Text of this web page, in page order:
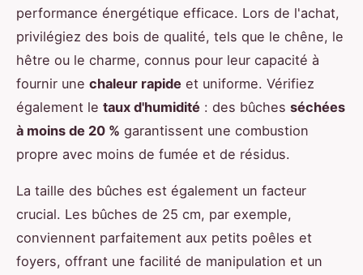
performance énergétique efficace. Lors de l'achat,
privilégiez des bois de qualité, tels que le chêne, le
hêtre ou le charme, connus pour leur capacité à
fournir une chaleur rapide et uniforme. Vérifiez
également le taux d'humidité : des bûches séchées
à moins de 20 % garantissent une combustion
propre avec moins de fumée et de résidus.
La taille des bûches est également un facteur
crucial. Les bûches de 25 cm, par exemple,
conviennent parfaitement aux petits poêles et
foyers, offrant une facilité de manipulation et un